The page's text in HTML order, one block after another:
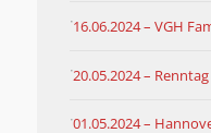
16.06.2024 – VGH
20.05.2024 –
01.05.2024 –